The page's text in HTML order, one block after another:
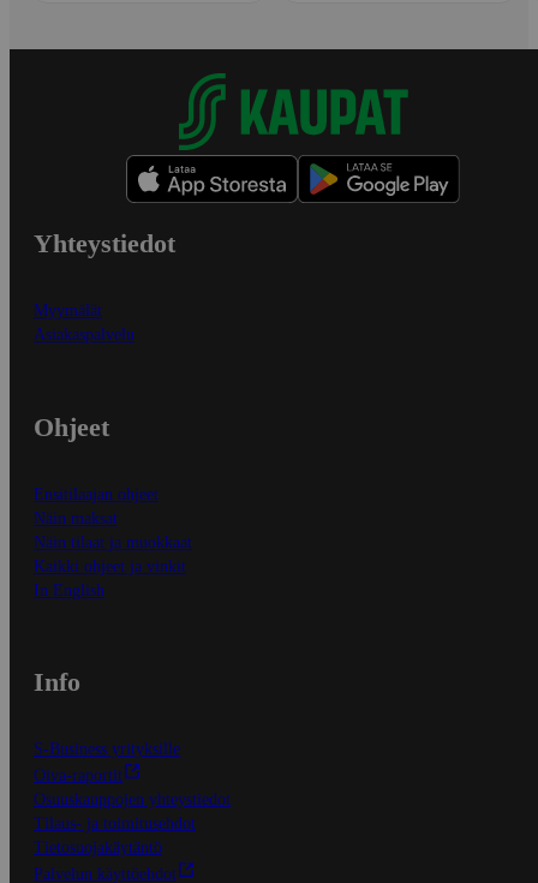
Yhteystiedot
Myymälät
Asiakaspalvelu
Ohjeet
Ensitilaajan ohjeet
Näin maksat
Näin tilaat ja muokkaat
Kaikki ohjeet ja vinkit
In English
Info
S-Business yrityksille
Oiva-raportit
Osuuskauppojen yhteystiedot
Tilaus- ja toimitusehdot
Tietosuojakäytäntö
Palvelun käyttöehdot